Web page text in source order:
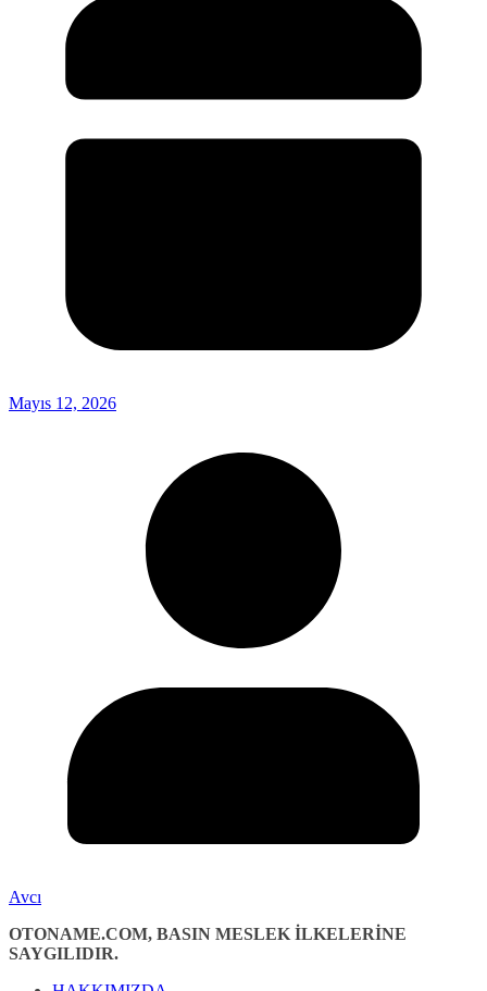
Mayıs 12, 2026
Avcı
OTONAME.COM, BASIN MESLEK İLKELERİNE
SAYGILIDIR.